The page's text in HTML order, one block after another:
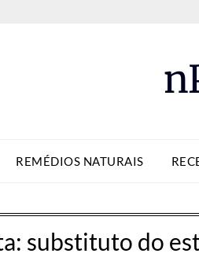
REMÉDIOS NATURAIS
substituto do